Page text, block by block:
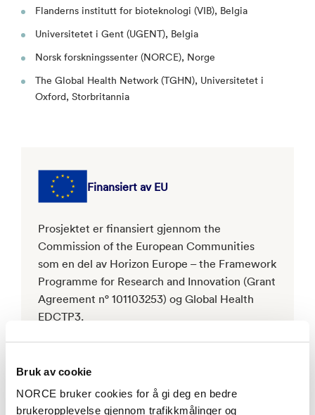
Bruk av cookie
NORCE bruker cookies for å gi deg en bedre
brukeropplevelse gjennom trafikkmålinger og
Flanderns institutt for bioteknologi (VIB), Belgia
Universitetet i Gent (UGENT), Belgia
Norsk forskningssenter (NORCE), Norge
The Global Health Network (TGHN), Universitetet i
Oxford, Storbritannia
Finansiert av EU
Prosjektet er finansiert gjennom the
Commission of the European Communities
som en del av Horizon Europe – the Framework
Programme for Research and Innovation (Grant
Agreement n° 101103253) og Global Health
EDCTP3.